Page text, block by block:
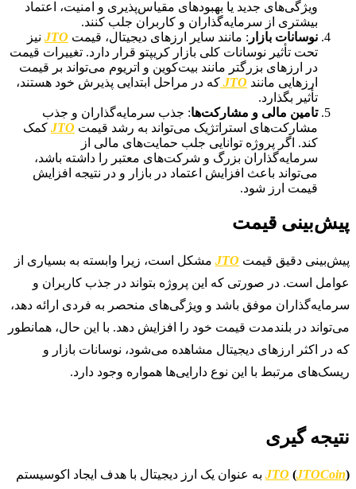
ویژگی‌های جدید یا بهبود‌های مقیاس‌پذیری و امنیت، اعتماد
بیشتری از سرمایه‌گذاران و کاربران جلب کنند.
نوسانات بازار : مانند سایر ارزهای دیجیتال، قیمت JTO نیز
تحت تأثیر نوسانات کلی بازار کریپتو قرار دارد. تغییرات قیمت
در ارزهای بزرگتر مانند بیت‌کوین و اتریوم می‌تواند بر قیمت
ارزهایی مانند JTO که در مراحل ابتدایی پذیرش خود هستند،
تأثیر بگذارد.
تامین مالی و مشارکت‌ها: جذب سرمایه‌گذاران و جذب
مشارکت‌های استراتژیک می‌تواند به رشد قیمت JTO کمک
کند. اگر پروژه توانایی جلب حمایت‌های مالی از
سرمایه‌گذاران بزرگ و شرکت‌های معتبر را داشته باشد،
می‌تواند باعث افزایش اعتماد در بازار و در نتیجه افزایش
قیمت ارز شود.
پیش‌بینی قیمت
پیش‌بینی دقیق قیمت JTO مشکل است، زیرا وابسته به بسیاری از
عوامل است. در صورتی که این پروژه بتواند در جذب کاربران و
سرمایه‌گذاران موفق باشد و ویژگی‌های منحصر به فردی ارائه دهد،
می‌تواند در بلندمدت قیمت خود را افزایش دهد. با این حال، همانطور
که در اکثر ارزهای دیجیتال مشاهده می‌شود، نوسانات بازار و
ریسک‌های مرتبط با این نوع دارایی‌ها همواره وجود دارد.
نتیجه گیری
JTO (JTOCoin)
به عنوان یک ارز دیجیتال با هدف ایجاد اکوسیستم